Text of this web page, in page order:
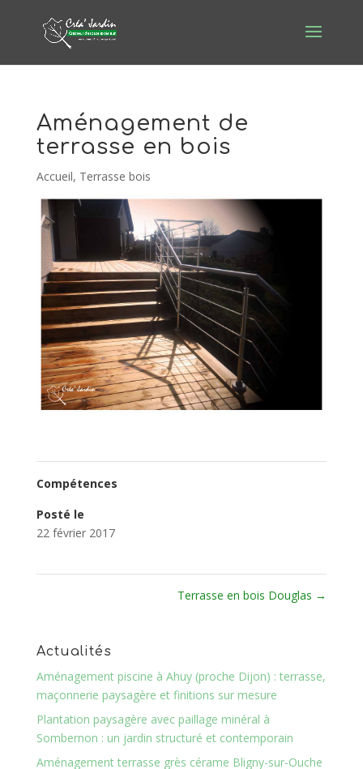
Aménagement de
terrasse en bois
Accueil, Terrasse bois
Compétences
Posté le
22 février 2017
Terrasse en bois Douglas →
Actualités
Aménagement piscine à Ahuy (proche Dijon) : terrasse,
maçonnerie paysagère et finitions sur mesure
Plantation paysagère avec paillage minéral à
Sombernon : un jardin structuré et contemporain
Aménagement terrasse grès cérame Bligny-sur-Ouche